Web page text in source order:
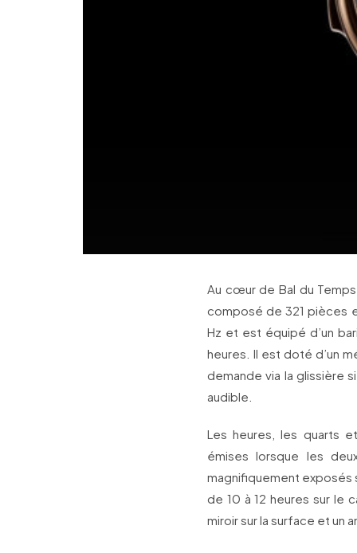
Au cœur de Bal du
composé de 321 pièces
Hz et est équipé d’un
heures. Il est doté d’un
demande via la glissière
audible.
Les heures, les quarts
émises lorsque les
magnifiquement exposés
de 10 à 12 heures sur le
miroir sur la surface et un